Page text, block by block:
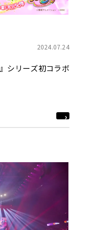
2024.07.24
シリーズ初コラボ